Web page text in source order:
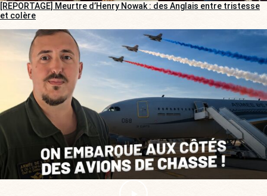
[REPORTAGE] Meurtre d’Henry Nowak : des Anglais entre tristesse
et colère